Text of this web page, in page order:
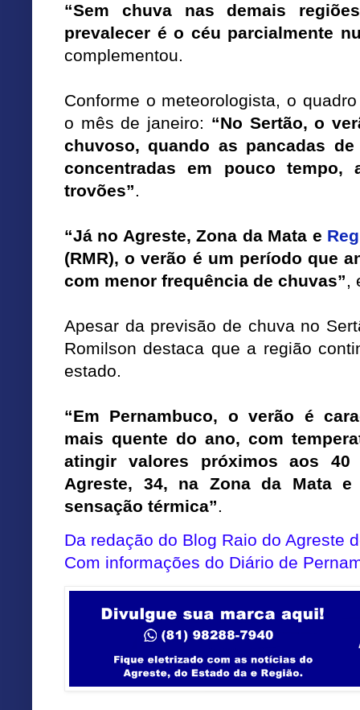
“Sem chuva nas demais
prevalecer é o céu parcialmente
complementou.
Conforme o meteorologista, o
o mês de janeiro: “No Sertão, o
chuvoso, quando as pancadas
concentradas em pouco tempo,
trovões”.
“Já no Agreste, Zona da Mata e
(RMR), o verão é um período que
com menor frequência de chuvas”,
Apesar da previsão de chuva no
Romilson destaca que a região
estado.
“Em Pernambuco, o verão é
mais quente do ano, com
atingir valores próximos aos
Agreste, 34, na Zona da Mata
sensação térmica”.
Da redação do Blog Raio do Agreste
Com informações do Diário de